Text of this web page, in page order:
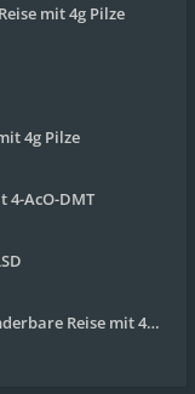
mit 4g Pilze
4g Pilze
4-AcO-DMT
Reise mit 4g Pilze